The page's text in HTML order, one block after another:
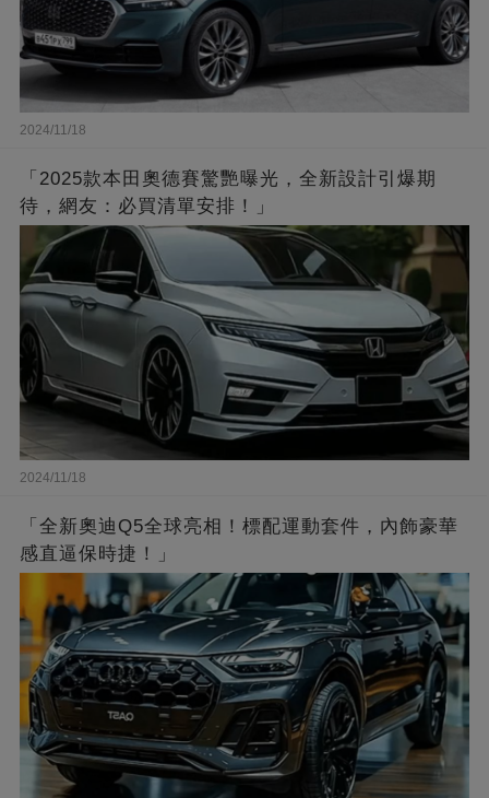
2024/11/18
「2025款本田奧德賽驚艷曝光，全新設計引爆期
待，網友：必買清單安排！」
2024/11/18
「全新奧迪Q5全球亮相！標配運動套件，內飾豪華
感直逼保時捷！」